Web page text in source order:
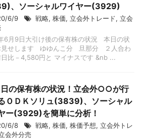
、ソーシャルワイヤー(3929)
6/9 戦略, 株価, 立会外トレード, 立会
6月9日大引け後の保有株の状況 本日の状
見せします ゆゆんこ分 旦那分 ２人合わ
比－4,580円と マイナスです &nb ...
の保有株の状況！立会外○○が行
ＯＤＫソリュ(3839)、ソーシャル
ー(3929)を簡単に分析！
6/8 戦略, 株価, 株価予想, 立会外トレ
会外分売